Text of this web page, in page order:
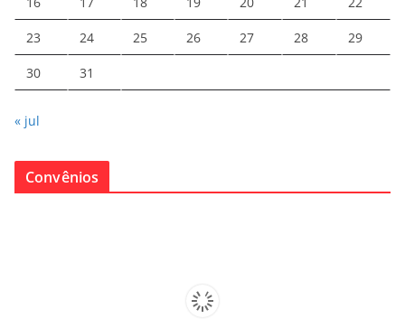
23 24 25 26 27 28 29
30 31
« jul
Convênios